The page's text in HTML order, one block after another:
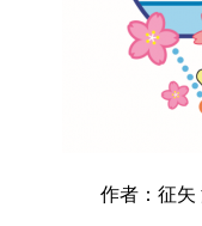
作者：征矢 浩